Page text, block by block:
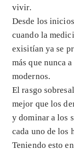
vivir.
Desde los
cuando la
exisitían ya se
más que nunca
modernos.
El rasgo
mejor que los
y dominar a los
cada uno de los
Teniendo esto